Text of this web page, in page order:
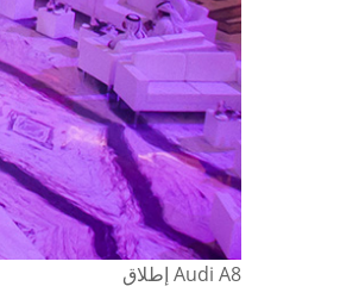
Audi A8 إطلاق